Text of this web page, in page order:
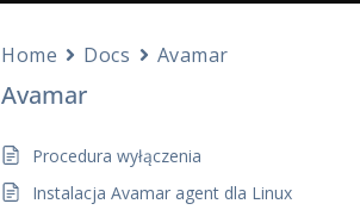
Home Docs Avamar
Avamar
Procedura wyłączenia
Instalacja Avamar agent dla Linux